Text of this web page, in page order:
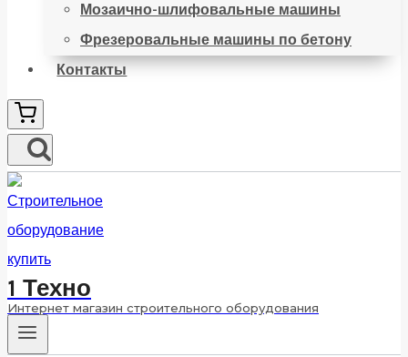
Мозаично-шлифовальные машины
Фрезеровальные машины по бетону
Контакты
1 Техно
Интернет магазин строительного оборудования